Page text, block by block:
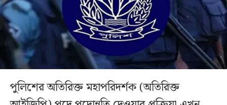
পুলিশের অতিরিক্ত মহাপরিদর্শক (অতিরিক্ত